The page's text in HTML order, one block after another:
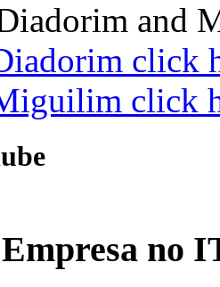
and
click
click
no